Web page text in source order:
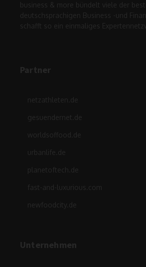
business & more bündelt viele der
deutschsprachigen Business -und
schafft so ein einmaliges
Partner
netzathleten.de
gesuendernet.de
worldsoffood.de
urbanlife.de
planetoftech.de
fast-and-luxurious.com
newfoodcity.de
Unternehmen